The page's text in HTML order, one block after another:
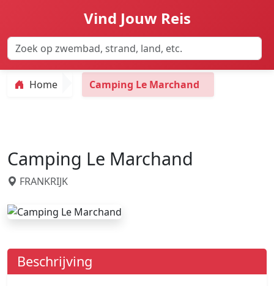
Vind Jouw Reis
Home Camping Le Marchand
Camping Le Marchand
FRANKRIJK
Beschrijving